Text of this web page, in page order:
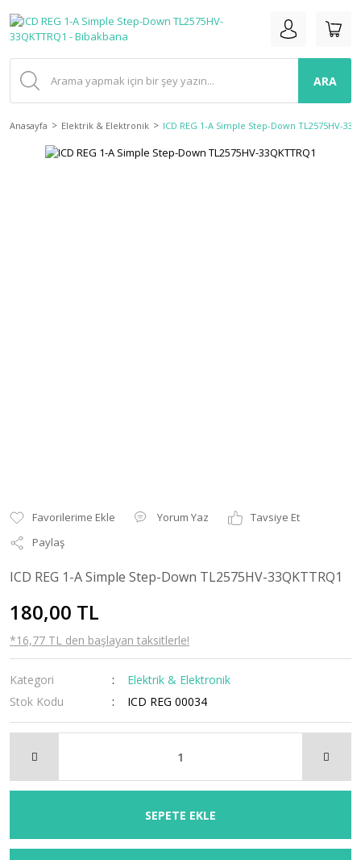
ARA
Anasayfa Elektrik & Elektronik ICD REG 1-A Simple Step-Down TL2575HV-
Yorum Yaz
Tavsiye Et
Paylaş
ICD REG 1-A Simple Step-Down TL2575HV-33QKTTRQ1
180,00 TL
*16,77 TL den başlayan taksitlerle!
Kategori
Elektrik & Elektronik
Stok Kodu
ICD REG 00034
SEPETE EKLE